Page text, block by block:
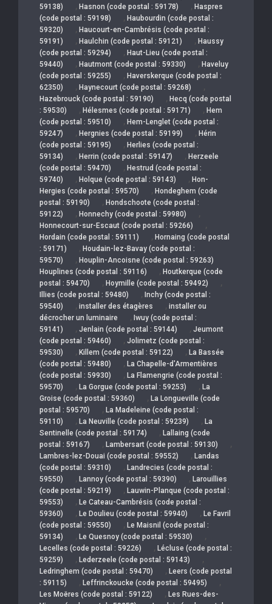
59138)
, Hasnon (code postal : 59178) , Haspres
(code postal : 59198)
, Haubourdin (code postal :
59320)
, Haucourt-en-Cambrésis (code postal :
59191)
, Haulchin (code postal : 59121) , Haussy
(code postal : 59294)
, Haut-Lieu (code postal :
59440)
, Hautmont (code postal : 59330) , Haveluy
(code postal : 59255)
, Haverskerque (code postal :
62350)
, Haynecourt (code postal : 59268) ,
Hazebrouck (code postal : 59190) , Hecq (code postal
: 59530)
, Hélesmes (code postal : 59171) , Hem
(code postal : 59510)
, Hem-Lenglet (code postal :
59247)
, Hergnies (code postal : 59199) , Hérin
(code postal : 59195)
, Herlies (code postal :
59134)
, Herrin (code postal : 59147) , Herzeele
(code postal : 59470)
, Hestrud (code postal :
59740)
, Holque (code postal : 59143) , Hon-
Hergies (code postal : 59570)
, Hondeghem (code
postal : 59190)
, Hondschoote (code postal :
59122)
, Honnechy (code postal : 59980) ,
Honnecourt-sur-Escaut (code postal : 59266) ,
Hordain (code postal : 59111) , Hornaing (code postal
: 59171)
, Houdain-lez-Bavay (code postal :
59570)
, Houplin-Ancoisne (code postal : 59263)
Houplines (code postal : 59116)
, Houtkerque (code
postal : 59470)
, Hoymille (code postal : 59492) ,
Illies (code postal : 59480) , Inchy (code postal :
59540)
, installer des étagères , installer ou
décrocher un luminaire
, Iwuy (code postal :
59141)
, Jenlain (code postal : 59144) , Jeumont
(code postal : 59460)
, Jolimetz (code postal :
59530)
, Killem (code postal : 59122) , La Bassée
(code postal : 59480)
, La Chapelle-d'Armentières
(code postal : 59930)
, La Flamengrie (code postal :
59570)
, La Gorgue (code postal : 59253) , La
Groise (code postal : 59360)
, La Longueville (code
postal : 59570)
, La Madeleine (code postal :
59110)
, La Neuville (code postal : 59239) , La
Sentinelle (code postal : 59174)
, Lallaing (code
postal : 59167)
, Lambersart (code postal : 59130) ,
Lambres-lez-Douai (code postal : 59552) , Landas
(code postal : 59310)
, Landrecies (code postal :
59550)
, Lannoy (code postal : 59390) , Larouillies
(code postal : 59219)
, Lauwin-Planque (code postal :
59553)
, Le Cateau-Cambrésis (code postal :
59360)
, Le Doulieu (code postal : 59940) , Le Favril
(code postal : 59550)
, Le Maisnil (code postal :
59134)
, Le Quesnoy (code postal : 59530) ,
Lecelles (code postal : 59226) , Lécluse (code postal :
59259)
, Lederzeele (code postal : 59143) ,
Ledringhem (code postal : 59470) , Leers (code postal
: 59115)
, Leffrinckoucke (code postal : 59495) ,
Les Moëres (code postal : 59122) , Les Rues-des-